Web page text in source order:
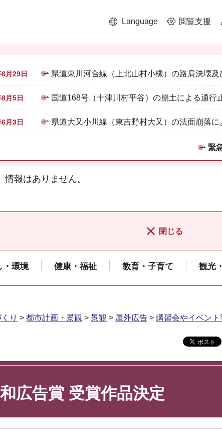
Language 閲覧支援
月29日 県道東川河合線（上北山村小橡）の路肩決壊
月5日 国道168号（十津川村平谷）の崩土による通行
月3日 県道大又小川線（東吉野村大又）の法面崩落に
緊
情報はありません。
閉じる
・環境 健康・福祉 教育・子育て 観光
り > 都市計画・景観 > 景観 > 屋外広告 > 講習会やイベン
広告賞 受賞作品決定